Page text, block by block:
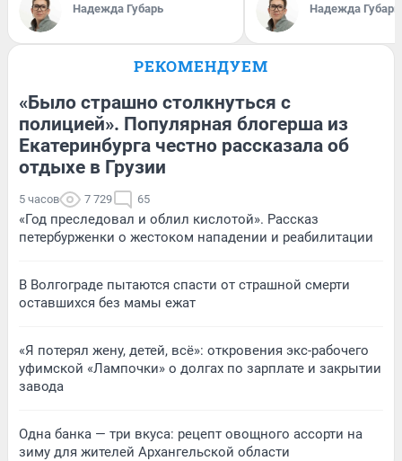
Надежда Губарь Надежда Губарь
РЕКОМЕНДУЕМ
«Было страшно столкнуться с
полицией». Популярная блогерша из
Екатеринбурга честно рассказала об
отдыхе в Грузии
5 часов 7 729 65
«Год преследовал и облил кислотой». Рассказ
петербурженки о жестоком нападении и реабилитации
В Волгограде пытаются спасти от страшной смерти
оставшихся без мамы ежат
«Я потерял жену, детей, всё»: откровения экс-рабочего
уфимской «Лампочки» о долгах по зарплате и закрытии
завода
Одна банка — три вкуса: рецепт овощного ассорти на
зиму для жителей Архангельской области